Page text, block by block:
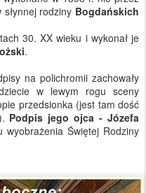
rodziny Bogdańskich
30. XX wieku i wykonał je
.
na polichromii zachowały
w lewym rogu sceny
przedsionka (jest tam dość
Podpis jego ojca - Józefa
wyobrażenia Świętej Rodziny